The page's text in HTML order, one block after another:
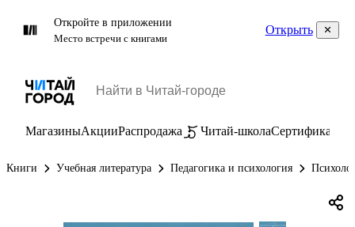
Откройте в приложении
Место встречи с книгами
Открыть
МагазиныАкцииРаспродажа Читай-школаСертификаты
Книги Учебная литература Педагогика и психология